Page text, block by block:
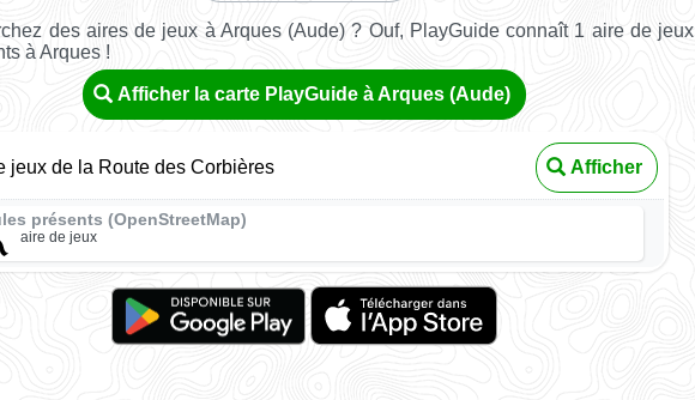
des aires de jeux à Arques (Aude) ? Ouf, PlayGuide connaît 1 aire de jeux
à Arques !
Afficher la carte PlayGuide à Arques (Aude)
jeux de la Route des Corbières Afficher
présents (OpenStreetMap)
aire de jeux